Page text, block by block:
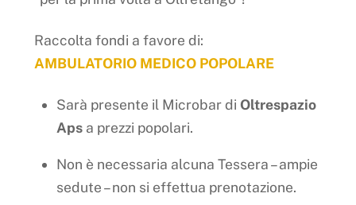
Raccolta fondi a favore di:
AMBULATORIO MEDICO POPOLARE
Sarà presente il Microbar di Oltrespazio
Apsa prezzi popolari.
Non è necessaria alcuna Tessera – ampie
sedute – non si effettua prenotazione.